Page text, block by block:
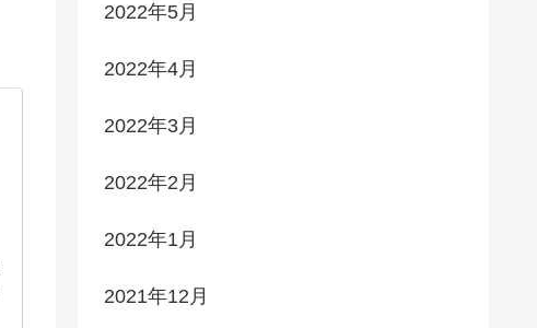
2022年5月
2022年4月
2022年3月
2022年2月
2022年1月
2021年12月